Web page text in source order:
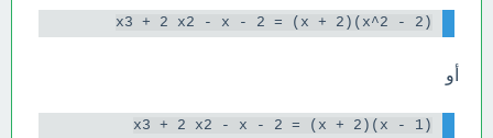
x3 + 2 x2 - x - 2 = (x + 2)(x^2 - 2)
أو
x3 + 2 x2 - x - 2 = (x + 2)(x - 1)